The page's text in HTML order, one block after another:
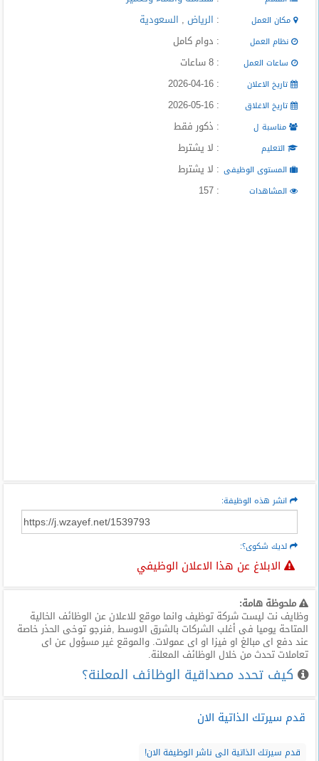
مكان العمل : الرياض , السعودية
نظام العمل : دوام كامل
ساعات العمل : 8 ساعات
تاريخ الاعلان : 2026-04-16
تاريخ الاغلاق : 2026-05-16
مناسبة ل : ذكور فقط
التعليم : لا يشترط
المستوى الوظيفى : لا يشترط
المشاهدات : 157
انشر هذه الوظيفة:
لديك شكوى؟:
الابلاغ عن هذا الاعلان الوظيفي
ملحوظة هامة:
وظايف نت ليست شركة توظيف وانما موقع للاعلان عن الوظائف الخالية
المتاحة يوميا فى أغلب الشركات بالشرق الاوسط ,فنرجو توخى الحذر خاصة
عند دفع اى مبالغ او فيزا او اى عمولات. والموقع غير مسؤول عن اى
تعاملات تحدث من خلال الوظائف المعلنة.
كيف تحدد مصداقية الوظائف المعلنة؟
قدم سيرتك الذاتية الان
قدم سيرتك الذاتية الى ناشر الوظيفة الان!